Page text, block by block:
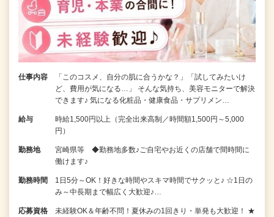
仕事内容
「このコスメ、自分の肌に合うかな？」「試してみたいけ
ど、費用が気になる…」 そんな気持ち、美容モニターで解決
できます♪ 気になる化粧品・健康食品・サプリメン…
給与
時給1,500円以上（完全出来高制／時間額1,500円～5,000
円）
勤務地
宮崎県等 ◆勤務地多数♪ご自宅やお近くの店舗で間時間に
働けます♪
勤務時間
1日5分～OK！好きな時間やスキマ時間でサクッと♪ ☆1日の
み～中長期まで幅広く大歓迎♪…
応募資格
未経験OK＆年齢不問！夏休みの1回きり・単発も大歓迎！ ★